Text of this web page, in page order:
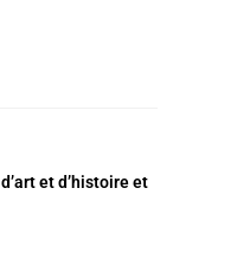
et d’histoire et